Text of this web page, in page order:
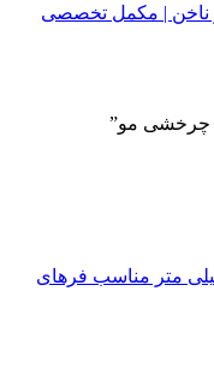
و ناخن | مکمل تخصصی
چرخشی مو”